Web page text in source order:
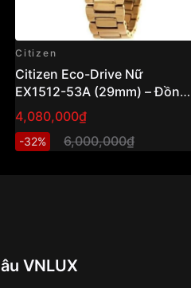
Citizen
Citizen Eco-Drive Nữ
EX1512-53A (29mm) – Đồng
hồ nữ năng lượng ánh sáng,
thiết kế thanh lịch hiện đại
4,080,000₫
-32% 6,000,000₫
VNLUX